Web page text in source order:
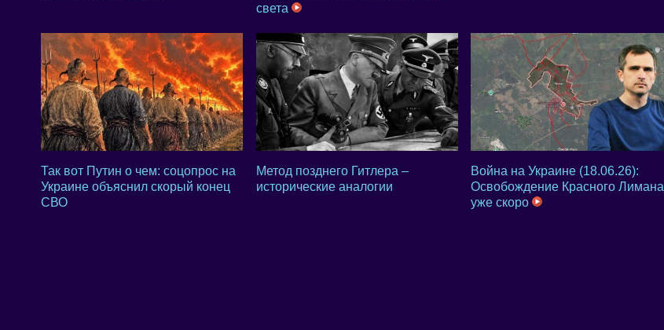
света
Так вот Путин о чем: соцопрос на
Украине объяснил скорый конец
СВО
Метод позднего Гитлера –
исторические аналогии
Война на Украине (18.06.26):
Освобождение Красного Лимана
уже скоро